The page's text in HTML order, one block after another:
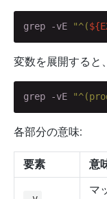
grep -vE "^(
変数を展開すると
grep -vE
各部分の意味:
要素 意
マ